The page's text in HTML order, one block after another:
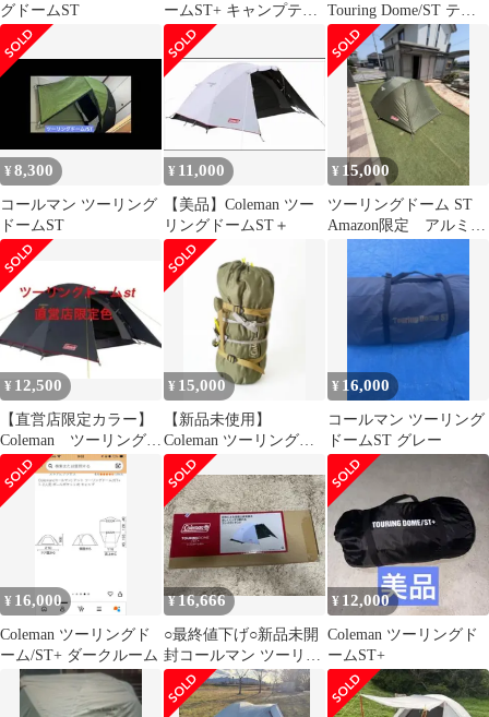
グドームST
ームST+ キャンプテン
ト
Touring Dome/ST テン
ト オリーブグリーン
¥8,300
コールマン ツーリング
ドームST
¥ 11,000
【美品】Coleman ツー
リングドームST＋
¥ 15,000
ツーリングドーム ST
Amazon限定 アルミポ
¥ 12,500
【直営店限定カラー】
Coleman ツーリングド
ームst グレー コー
ルマン
¥ 15,000
【新品未使用】
Coleman ツーリングド
ーム/ST
¥ 16,000
コールマン ツーリング
ドームST グレー
¥ 16,000
Coleman ツーリングド
ーム/ST+ ダークルーム
¥16,666
○最終値下げ○新品未開
封コールマン ツーリン
グドーム ST+ 高い遮光
性.通気性
¥ 12,000
Coleman ツーリングド
ームST+